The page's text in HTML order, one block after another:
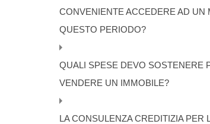
CONVENIENTE ACCEDERE AD UN
QUESTO PERIODO?
QUALI SPESE DEVO SOSTENERE
VENDERE UN IMMOBILE?
LA CONSULENZA CREDITIZIA PER